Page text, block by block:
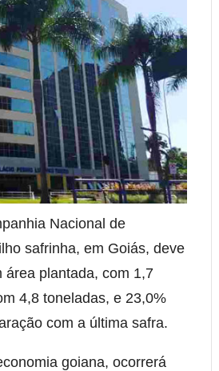
Nacional de
safrinha, em Goiás, deve
área plantada, com 1,7
4,8 toneladas, e 23,0%
com a última safra.
goiana, ocorrerá